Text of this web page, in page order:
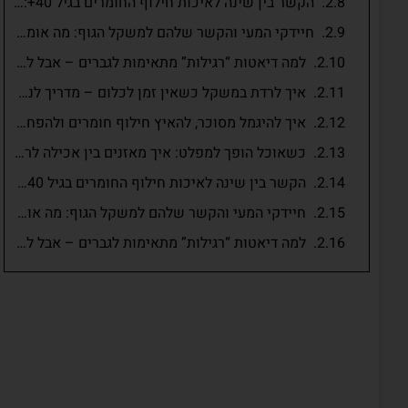
חיידקי המעי והקשר שלהם למשקל הגוף: מה אומר המדע?
למה דיאטות “רגילות” מתאימות לגברים – אבל לא לנשים?
איך לרדת במשקל כשאין זמן לכלום – מדריך לנשים עסוקות בגיל 40+
איך להיגמל מסוכר, להאיץ חילוף חומרים ולהפחית שומן בטני אחרי גיל 40
כשאוכל הופך למפלט: איך מאזנים בין אכילה לרגשות?
הקשר בין שינה לאיכות חילוף החומרים בגיל 40+: למה לישון זה לא מותרות אלא משימה מטבולית חשובה
חיידקי המעי והקשר שלהם למשקל הגוף: מה אומר המדע?
למה דיאטות “רגילות” מתאימות לגברים – אבל לא לנשים?